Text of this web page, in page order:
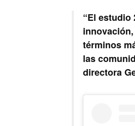
“El estudio
términos
las
directora